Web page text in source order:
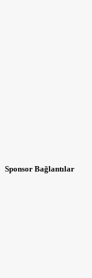
Sponsor Bağlantılar